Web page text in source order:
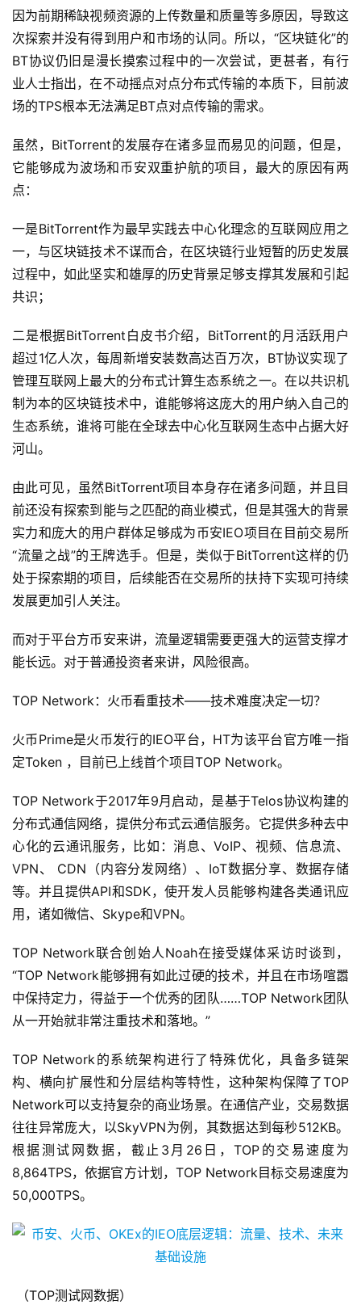
因为前期稀缺视频资源的上传数量和质量等多原因，导致这
次探索并没有得到用户和市场的认同。所以，“区块链化”的
BT协议仍旧是漫长摸索过程中的一次尝试，更甚者，有行
业人士指出，在不动摇点对点分布式传输的本质下，目前波
场的TPS根本无法满足BT点对点传输的需求。
虽然，BitTorrent的发展存在诸多显而易见的问题，但是，
它能够成为波场和币安双重护航的项目，最大的原因有两
点：
一是BitTorrent作为最早实践去中心化理念的互联网应用之
一，与区块链技术不谋而合，在区块链行业短暂的历史发展
过程中，如此坚实和雄厚的历史背景足够支撑其发展和引起
共识；
二是根据BitTorrent白皮书介绍，BitTorrent的月活跃用户
超过1亿人次，每周新增安装数高达百万次，BT协议实现了
管理互联网上最大的分布式计算生态系统之一。在以共识机
制为本的区块链技术中，谁能够将这庞大的用户纳入自己的
生态系统，谁将可能在全球去中心化互联网生态中占据大好
河山。
由此可见，虽然BitTorrent项目本身存在诸多问题，并且目
前还没有探索到能与之匹配的商业模式，但是其强大的背景
实力和庞大的用户群体足够成为币安IEO项目在目前交易所
“流量之战”的王牌选手。但是，类似于BitTorrent这样的仍
处于探索期的项目，后续能否在交易所的扶持下实现可持续
发展更加引人关注。
而对于平台方币安来讲，流量逻辑需要更强大的运营支撑才
能长远。对于普通投资者来讲，风险很高。
TOP Network：火币看重技术——技术难度决定一切？
火币Prime是火币发行的IEO平台，HT为该平台官方唯一指
定Token ，目前已上线首个项目TOP Network。
TOP Network于2017年9月启动，是基于Telos协议构建的
分布式通信网络，提供分布式云通信服务。它提供多种去中
心化的云通讯服务，比如：消息、VoIP、视频、信息流、
VPN、 CDN（内容分发网络）、IoT数据分享、数据存储
等。并且提供API和SDK，使开发人员能够构建各类通讯应
用，诸如微信、Skype和VPN。
TOP Network联合创始人Noah在接受媒体采访时谈到，
“TOP Network能够拥有如此过硬的技术，并且在市场喧嚣
中保持定力，得益于一个优秀的团队……TOP Network团队
从一开始就非常注重技术和落地。”
TOP Network的系统架构进行了特殊优化，具备多链架
构、横向扩展性和分层结构等特性，这种架构保障了TOP
Network可以支持复杂的商业场景。在通信产业，交易数据
往往异常庞大，以SkyVPN为例，其数据达到每秒512KB。
根据测试网数据，截止3月26日，TOP的交易速度为
8,864TPS，依据官方计划，TOP Network目标交易速度为
50,000TPS。
（TOP测试网数据）